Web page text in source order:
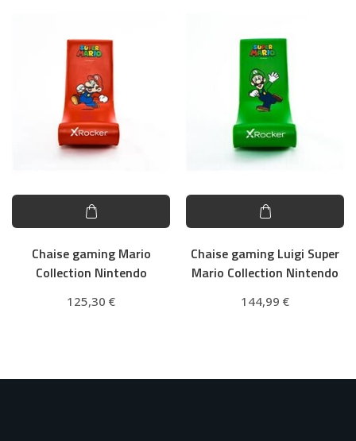
Chaise gaming Mario
Collection Nintendo
125,30 €
Chaise gaming Luigi Super
Mario Collection Nintendo
144,99 €